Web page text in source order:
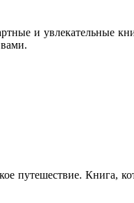
и увлекательные
путешествие. Книга,